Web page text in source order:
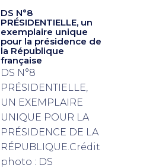
DS N°8
PRÉSIDENTIELLE, un
exemplaire unique
pour la présidence de
la République
française
DS N°8
PRÉSIDENTIELLE,
UN EXEMPLAIRE
UNIQUE POUR LA
PRÉSIDENCE DE LA
RÉPUBLIQUE.Crédit
photo : DS